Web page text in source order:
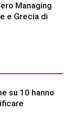
Managing
e Grecia di
su 10 hanno